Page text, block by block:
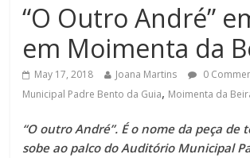
“O Outro André”
em Moimenta da
May 17, 2018 Joana Martins 0
Municipal Padre Bento da Guia, Moimenta da
“O outro André”. É o nome da peça de
sobe ao palco do Auditório Municipal